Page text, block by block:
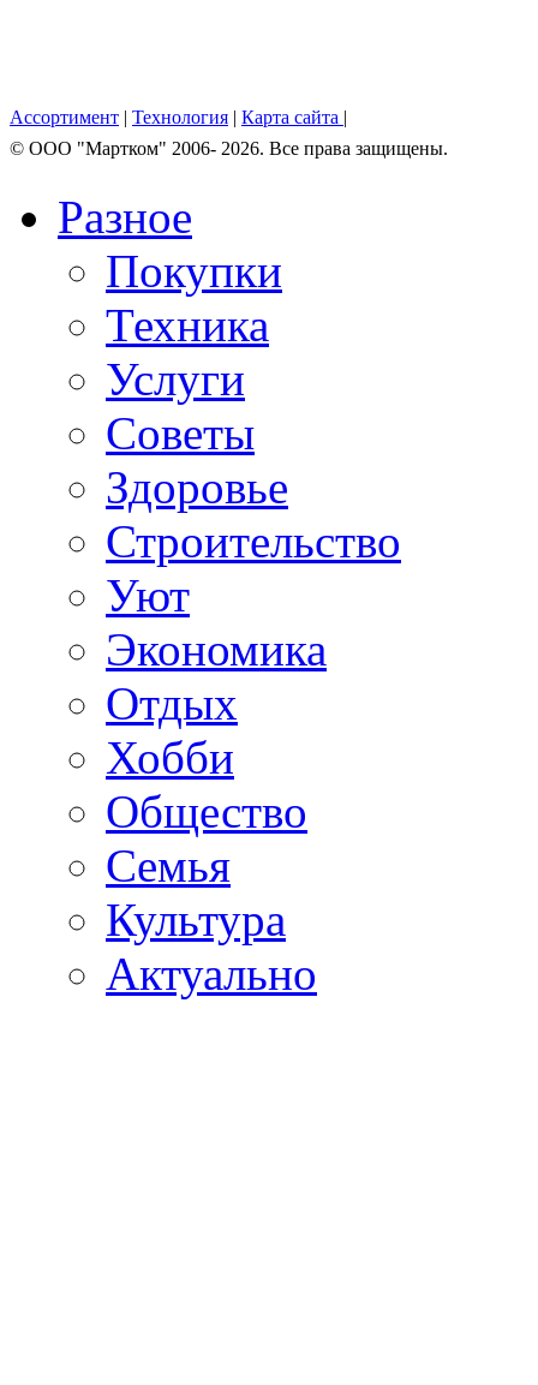
Ассортимент | Технология | Карта сайта |
© OOO "Мартком" 2006- 2026. Все права защищены.
Разное
Покупки
Техника
Услуги
Советы
Здоровье
Строительство
Уют
Экономика
Отдых
Хобби
Общество
Семья
Культура
Актуально